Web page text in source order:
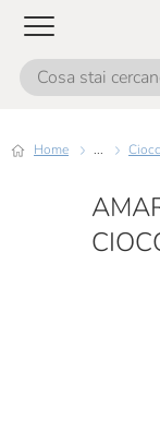
Home ...